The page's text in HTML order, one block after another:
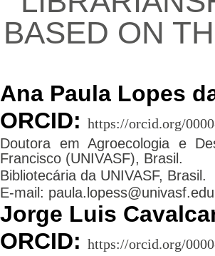
BASED ON
Ana Paula Lopes
ORCID: https://orcid.org/
Doutora em Agroecologia e
Francisco (UNIVASF), Brasil.
Bibliotecária da UNIVASF, Brasil.
E-mail:
Jorge Luis
ORCID: https://orcid.org/